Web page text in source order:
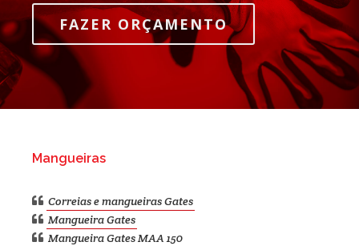
FAZER ORÇAMENTO
Mangueiras
Correias e mangueiras Gates
Mangueira Gates
Mangueira Gates MAA 150